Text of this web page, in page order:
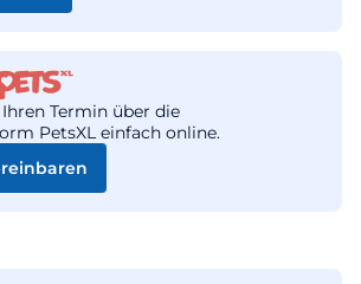
Ihren Termin über die
PetsXL einfach online.